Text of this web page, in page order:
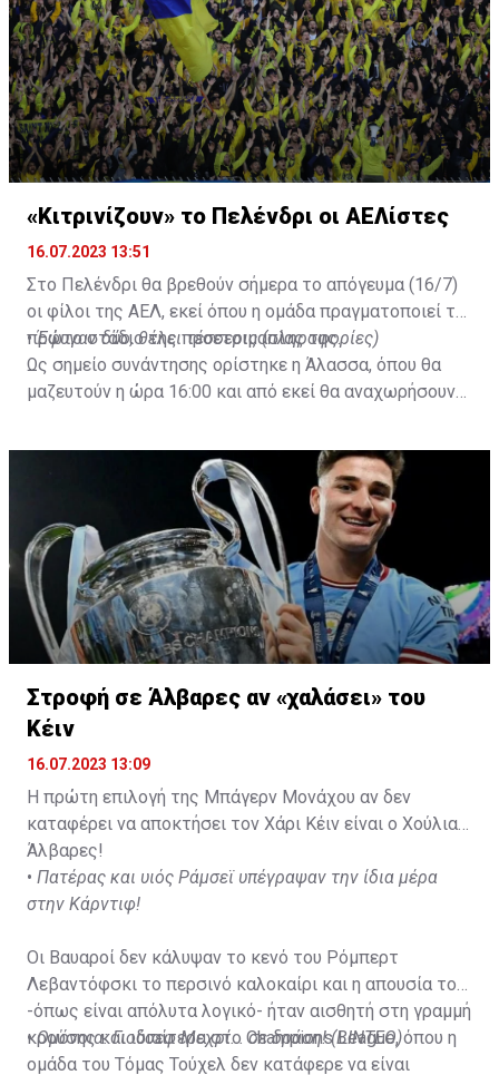
Al-Ahli hope to move fast.🇸🇦
pic.twitter.com/Z0SmniQXIP
— Ben Jacobs (@JacobsBen)July 15, 2023
«Κιτρινίζουν» το Πελένδρι οι ΑΕΛίστες
16.07.2023 13:51
Στο Πελένδρι θα βρεθούν σήμερα το απόγευμα (16/7)
οι φίλοι της ΑΕΛ, εκεί όπου η ομάδα πραγματοποιεί το
πρώτο στάδιο της προετοιμασίας της.
•Έφυγαν δύο, θέλει τέσσερις (πληροφορίες)
Ως σημείο συνάντησης ορίστηκε η Άλασσα, όπου θα
μαζευτούν η ώρα 16:00 και από εκεί θα αναχωρήσουν
δώοσυν το παρών τους στην απογευματινή προπόνηση
Στροφή σε Άλβαρες αν «χαλάσει» του
Κέιν
16.07.2023 13:09
Η πρώτη επιλογή της Μπάγερν Μονάχου αν δεν
καταφέρει να αποκτήσει τον Χάρι Κέιν είναι ο Χούλιαν
Άλβαρες!
• Πατέρας και υιός Ράμσεϊ υπέγραψαν την ίδια μέρα
στην Κάρντιφ!
Οι Βαυαροί δεν κάλυψαν το κενό του Ρόμπερτ
Λεβαντόφσκι το περσινό καλοκαίρι και η απουσία του
-όπως είναι απόλυτα λογικό- ήταν αισθητή στη γραμμή
κρούσης και ιδιαίτερα στο Champions League, όπου η
ομάδα του Τόμας Τούχελ δεν κατάφερε να είναι
•Ομόνοια: Γιούσεφ Μεχρί... σε δράση! (ΒΙΝΤΕΟ)